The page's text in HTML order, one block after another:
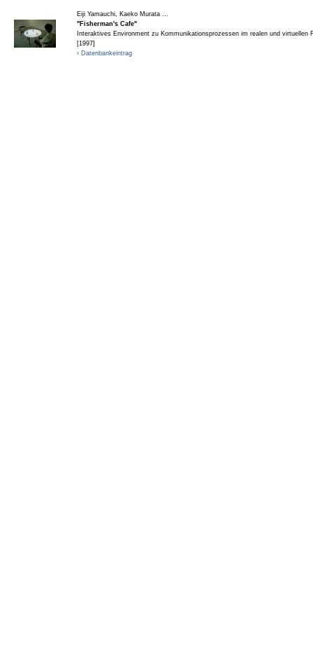
Eiji Yamauchi, Kaeko Murata ...
"Fisherman's Cafe"
Interaktives Environment zu Kommunikationsprozessen im realen und virtuellen
[1997]
› Datenbankeintrag